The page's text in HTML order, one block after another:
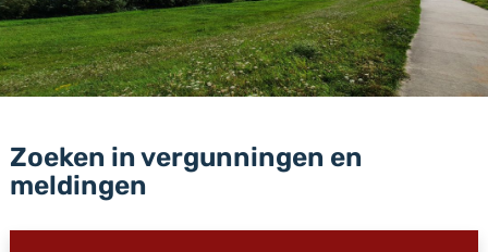
Zoeken in vergunningen en
meldingen